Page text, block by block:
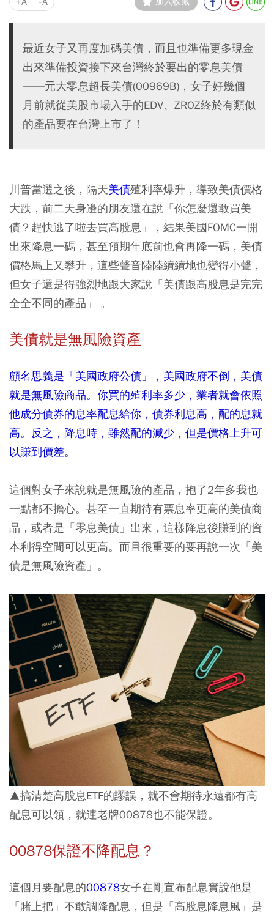
最近女子又再度加碼美債，而且也準備更多現金
出來準備投資接下來台灣終於要出的零息美債
——元大零息超長美債(00969B)，女子好幾個
月前就從美股市場入手的EDV、ZROZ終於有類似
的產品要在台灣上市了！
川普當選之後，隔天美債殖利率爆升，導致美債價格
大跌，前二天身邊的朋友還在說「你怎麼還敢買美
債？趕快逃了啦去買高股息」，結果美國FOMC一開
出來降息一碼，甚至預期年底前也會再降一碼，美債
價格馬上又攀升，這些聲音陸陸續續地也變得小聲，
但女子還是得強烈地跟大家說「美債跟高股息是完完
全全不同的產品」 。
美債就是無風險資產
顧名思義是「美國政府公債」，美國政府不倒，美債
就是無風險商品。你買的殖利率多少，業者就會依照
他成分債券的息率配息給你，債券利息高，配的息就
高。反之，降息時，雖然配的減少，但是價格上升可
以賺到價差。
這個對女子來說就是無風險的產品，抱了2年多我也
一點都不擔心。甚至一直期待有票息率更高的美債商
品，或者是「零息美債」出來，這樣降息後賺到的資
本利得空間可以更高。而且很重要的要再說一次「美
債是無風險資產」。
▲搞清楚高股息ETF的謬誤，就不會期待永遠都有高
配息可以領，就連老牌00878也不能保證。
00878保證不降配息？
這個月要配息的00878女子在剛宣布配息實說他是
「賭上把」不敢調降配息，但是「高股息降息風」是